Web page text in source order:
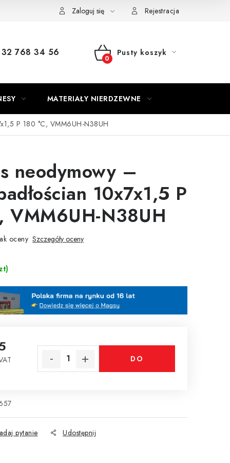
Zaloguj się Rejestracja
768 34 56
KOSZYK
Pusty koszyk
MATERIAŁY NIERDZEWNE
P 180 °C, VMM6UH-N38UH
neodymowy –
10x7x1,5 P
VMM6UH-N38UH
oceny Szczegóły oceny
DO
pytanie Udostępnij